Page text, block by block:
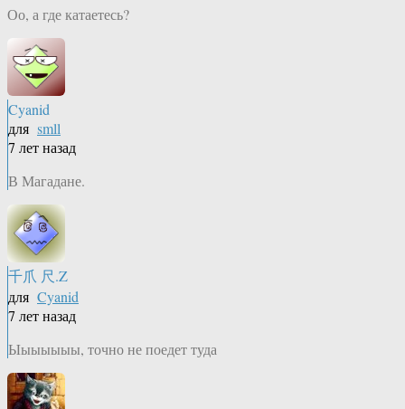
Оо, а где катаетесь?
Cyanid
для smll
7 лет назад
В Магадане.
千爪 尺.Z
для Cyanid
7 лет назад
Ыыыыыыы, точно не поедет туда